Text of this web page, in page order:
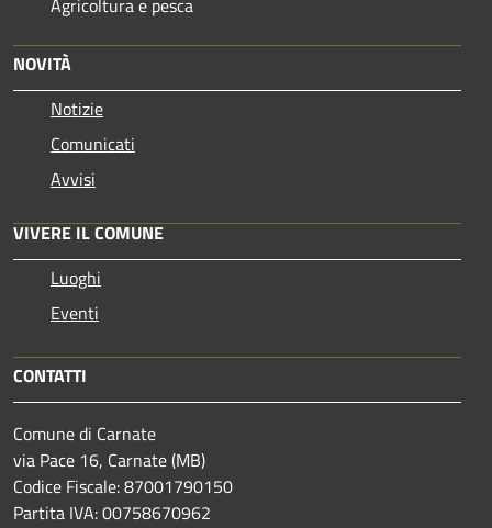
Agricoltura e pesca
NOVITÀ
Notizie
Comunicati
Avvisi
VIVERE IL COMUNE
Luoghi
Eventi
CONTATTI
Comune di Carnate
via Pace 16, Carnate (MB)
Codice Fiscale: 87001790150
Partita IVA: 00758670962